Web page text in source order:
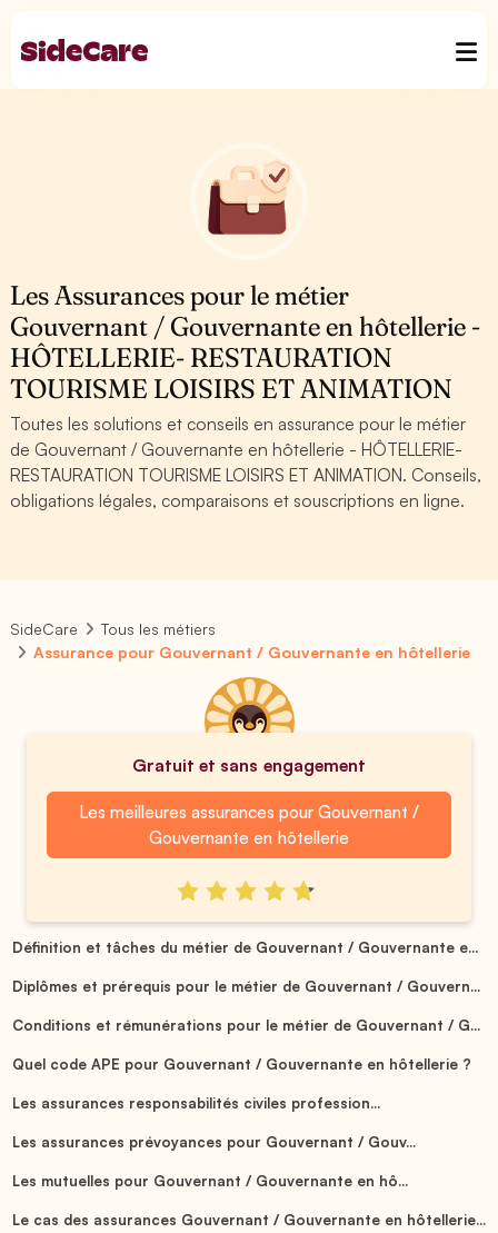
Les Assurances pour le métier
Gouvernant / Gouvernante en hôtellerie -
HÔTELLERIE- RESTAURATION
TOURISME LOISIRS ET ANIMATION
Toutes les solutions et conseils en assurance pour le métier
de Gouvernant / Gouvernante en hôtellerie - HÔTELLERIE-
RESTAURATION TOURISME LOISIRS ET ANIMATION. Conseils,
obligations légales, comparaisons et souscriptions en ligne.
SideCare
Tous les métiers
Assurance pour Gouvernant / Gouvernante en hôtellerie
Gratuit et sans engagement
Les meilleures assurances pour Gouvernant /
Gouvernante en hôtellerie
Définition et tâches du métier de Gouvernant / Gouvernante e...
Diplômes et prérequis pour le métier de Gouvernant / Gouvern...
Conditions et rémunérations pour le métier de Gouvernant / G...
Quel code APE pour Gouvernant / Gouvernante en hôtellerie ?
Les assurances responsabilités civiles profession...
Les assurances prévoyances pour Gouvernant / Gouv...
Les mutuelles pour Gouvernant / Gouvernante en hô...
Le cas des assurances Gouvernant / Gouvernante en hôtellerie...